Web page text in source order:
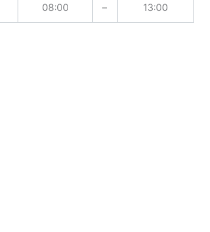
08:00 – 13:00